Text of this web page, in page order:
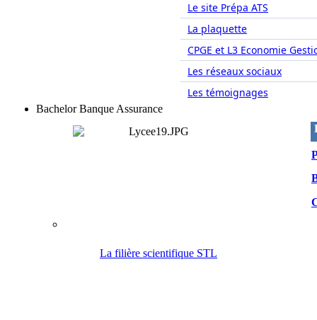
Le site Prépa ATS
La plaquette
CPGE et L3 Economie
Les réseaux sociaux
Les témoignages
Bachelor Banque Assurance
La filière scientifique STL